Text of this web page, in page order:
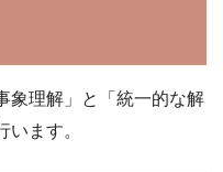
象理解」と「統一的な解
ます。